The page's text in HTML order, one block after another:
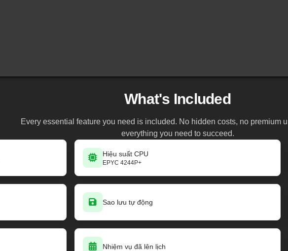
What's Included
Every essential feature you need is included. No hidden costs, no premium
everything you need to succeed.
Hiệu suất CPU
EPYC 4244P+
Sao lưu tự động
Nhiệm vụ đã lên lịch